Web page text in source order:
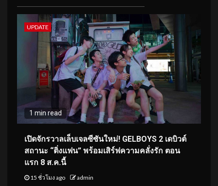
UPDATE
1 min read
เปิดจักรวาลเล็บเจลซีซันใหม่! GELBOYS 2 เดบิวต์
สถานะ “ติ่งแฟน” พร้อมเสิร์ฟความคลั่งรัก ตอน
แรก 8 ส.ค.นี้
15 ชั่วโมง ago admin